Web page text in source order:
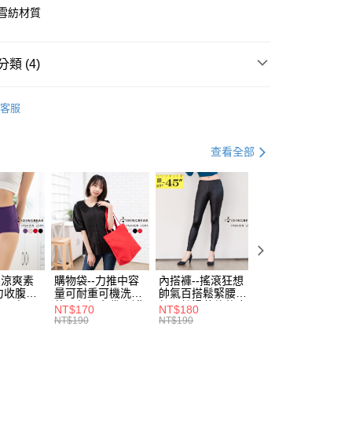
專審核」未通過狀況，表示未達大哥付你分期系統評分，恕
併入電信帳單，「大哥付你分期」於每月結算日後寄送繳費提
／iPASS MONEY」等通路繳費。
由「台灣大哥大股份有限公司」（以下簡稱本公司）所提供，讓
時，得透過本服務購買商品或服務，並由商店將買賣／分期付
權讓與本公司後，依約使用本公司帳單繳交帳款。
款使用「大哥付你分期」之契約關係目的，商店將以您的個人
名、電話或地址）提供予台灣大哥大進項蒐集、處理及利
與您本人進行分期帳單所需資料之確認、核對及更正。
服務條款，請詳閱以下連結：https://oppay.tw/userRule
需註冊會員、不需綁卡、不需儲值。
要手機號碼，簡訊認證，即可結帳。
享後付」結帳流程】
數日內，您將收到繳費通知簡訊。
結帳手續完成當下不需立刻繳費，但若您需要取消訂單，請聯
相關費用。
功請以「AFTEE先享後付 」之結帳頁面顯示為準，若有關於
／繳費後需取消欲退款等相關疑問，請聯繫「AFTEE先享後
心」https://netprotections.freshdesk.com/support/home
沛科技股份有限公司提供之「AFTEE先享後付」服務完成之
服務之必要範圍內提供個人資料，並將交易相關給付款項請
恩沛科技股份有限公司。
資料處理事宜，請瀏覽以下網址：
terms/#terms3
款
貨
滿NT$799(含以上)免運費
取貨
，滿NT$699(含以上)免運費
，滿NT$1,000(含以上)免運費
紡材質
類 (4)
閒 & 優雅 MIX
客服
查看全部
爽素
收腹提
角內
L-
購物袋--力推中容
量可耐重可機洗烘
乾環保帆布袋/側背
包(黑.紅.米F)-
NT$170
NT$190
內搭褲--搖滾狂想
帥氣百搭鬆緊腰頭
超彈絲滑薄款仿皮
褲(黑XL-6L)-R179
NT$180
NT$190